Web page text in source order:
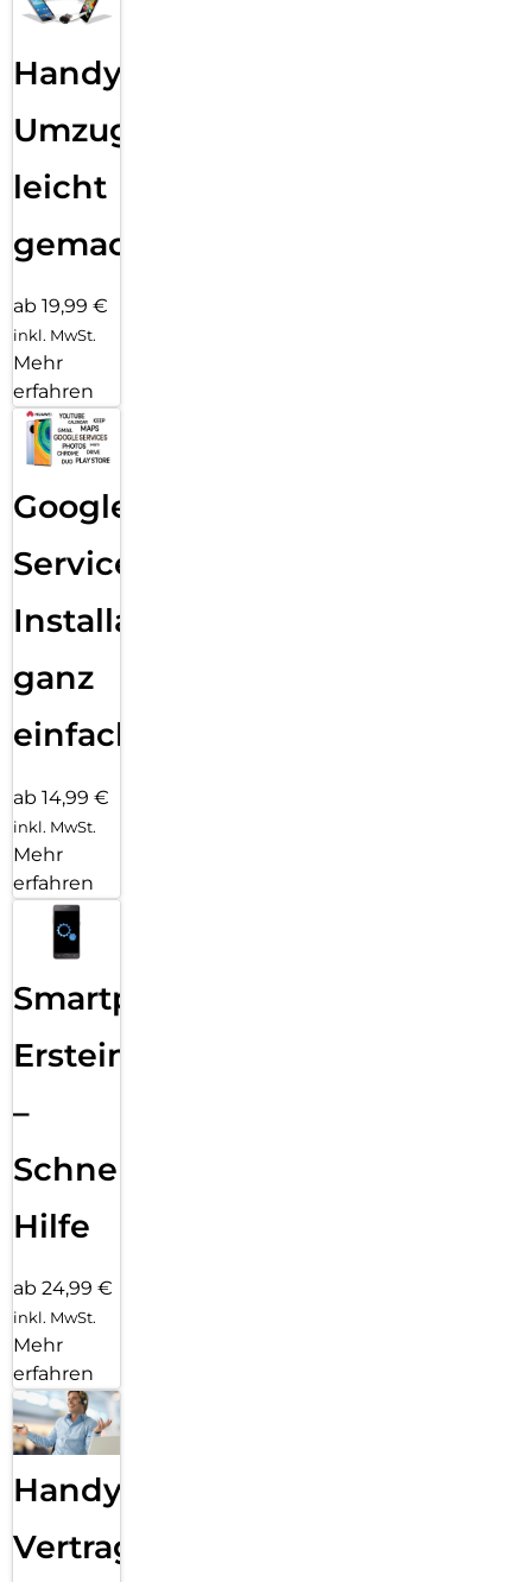
Handy
Umzug
leicht
gemacht!
ab 19,99 €
inkl. MwSt.
Mehr
erfahren
Google
Services
Installation
ganz
einfach
ab 14,99 €
inkl. MwSt.
Mehr
erfahren
Smartphone
Ersteinrichtung
–
Schnelle
Hilfe
ab 24,99 €
inkl. MwSt.
Mehr
erfahren
Handy
Vertragsabwicklung